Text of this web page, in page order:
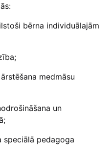
bērna individuālajām
medmāsu
un
speciālā pedagoga